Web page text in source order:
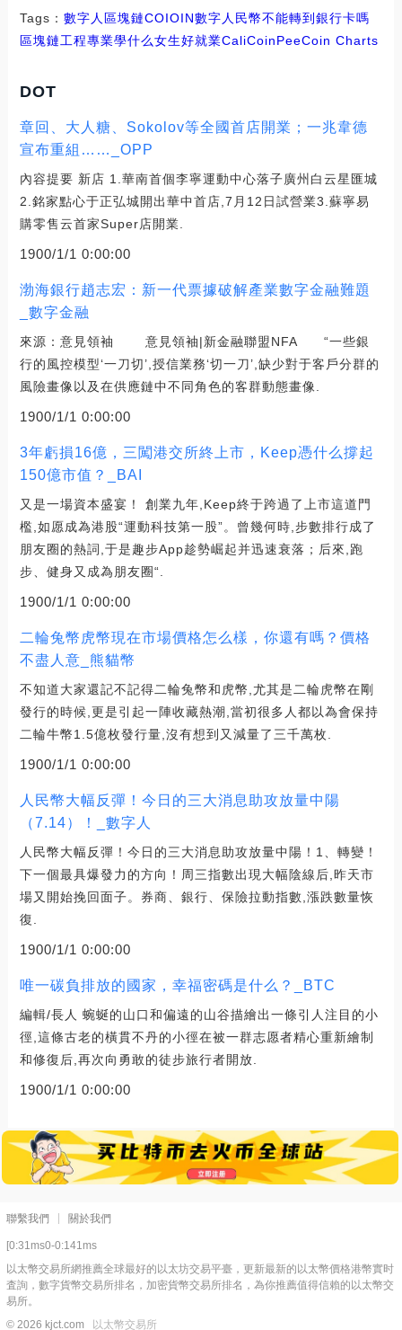
Tags： 數字人 區塊鏈COIOIN數字人民幣不能轉到銀行卡嗎
區塊鏈工程專業學什么女生好就業CaliCoinPeeCoin Charts
DOT
章回、大人糖、Sokolov等全國首店開業；一兆韋德
宣布重組……_OPP
內容提要 新店 1.華南首個李寧運動中心落子廣州白云星匯城
2.銘家點心于正弘城開出華中首店,7月12日試營業3.蘇寧易
購零售云首家Super店開業.
1900/1/1 0:00:00
渤海銀行趙志宏：新一代票據破解產業數字金融難題
_數字金融
來源：意見領袖 意見領袖|新金融聯盟NFA “一些銀
行的風控模型‘一刀切’,授信業務‘切一刀’,缺少對于客戶分群的
風險畫像以及在供應鏈中不同角色的客群動態畫像.
1900/1/1 0:00:00
3年虧損16億，三闖港交所終上市，Keep憑什么撐起
150億市值？_BAI
又是一場資本盛宴！ 創業九年,Keep終于跨過了上市這道門
檻,如愿成為港股“運動科技第一股”。曾幾何時,步數排行成了
朋友圈的熱詞,于是趣步App趁勢崛起并迅速衰落；后來,跑
步、健身又成為朋友圈“.
1900/1/1 0:00:00
二輪兔幣虎幣現在市場價格怎么樣，你還有嗎？價格
不盡人意_熊貓幣
不知道大家還記不記得二輪兔幣和虎幣,尤其是二輪虎幣在剛
發行的時候,更是引起一陣收藏熱潮,當初很多人都以為會保持
二輪牛幣1.5億枚發行量,沒有想到又減量了三千萬枚.
1900/1/1 0:00:00
人民幣大幅反彈！今日的三大消息助攻放量中陽
（7.14）！_數字人
人民幣大幅反彈！今日的三大消息助攻放量中陽！1、轉變！
下一個最具爆發力的方向！周三指數出現大幅陰線后,昨天市
場又開始挽回面子。券商、銀行、保險拉動指數,漲跌數量恢
復.
1900/1/1 0:00:00
唯一碳負排放的國家，幸福密碼是什么？_BTC
編輯/長人 蜿蜒的山口和偏遠的山谷描繪出一條引人注目的小
徑,這條古老的橫貫不丹的小徑在被一群志愿者精心重新繪制
和修復后,再次向勇敢的徒步旅行者開放.
1900/1/1 0:00:00
聯繫我們 關於我們
[0:31ms0-0:141ms
以太幣交易所網推薦全球最好的以太坊交易平臺，更新最新的以太幣價格港幣實时
査詢，數字貨幣交易所排名，加密貨幣交易所排名，為你推薦值得信賴的以太幣交
易所。
© 2026 kjct.com 以太幣交易所